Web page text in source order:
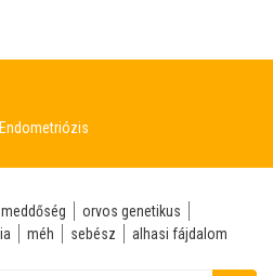
Endometriózis
meddőség
orvos genetikus
méh sebész alhasi fájdalom